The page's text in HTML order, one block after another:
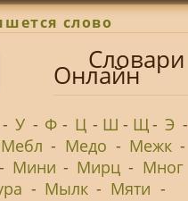
слово
Словари
Онлайн
- У - Ф - Ц - Ш - Щ- Э -
Мебл - Медо - Межк -
- Мини - Мирц - Мног
- Мылк - Мяти -